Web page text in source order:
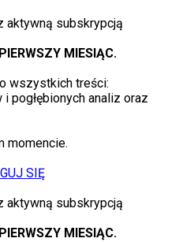
aktywną subskrypcją
MIESIĄC.
wszystkich treści:
pogłębionych analiz oraz
momencie.
SIĘ
aktywną subskrypcją
MIESIĄC.